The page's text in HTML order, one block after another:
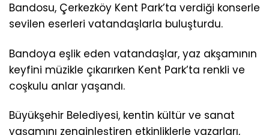
Bandosu, Çerkezköy Kent Park’ta verdiği konserle
sevilen eserleri vatandaşlarla buluşturdu.
Bandoya eşlik eden vatandaşlar, yaz akşamının
keyfini müzikle çıkarırken Kent Park’ta renkli ve
coşkulu anlar yaşandı.
Büyükşehir Belediyesi, kentin kültür ve sanat
yaşamını zenginleştiren etkinliklerle yazarları,